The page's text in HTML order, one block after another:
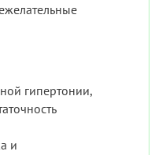
гипертонии,
и